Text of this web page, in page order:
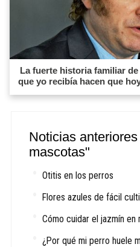
La fuerte historia familiar
que yo recibía hacen que
Noticias
mascotas"
Otitis en los perros
Flores azules de fácil
Cómo cuidar el jazmín en
¿Por qué mi perro huele